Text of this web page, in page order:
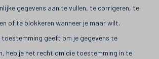
gegevens aan te vullen, te corrigeren, te
of te blokkeren wanneer je maar wilt.
toestemming geeft om je gegevens te
heb je het recht om die toestemming in te